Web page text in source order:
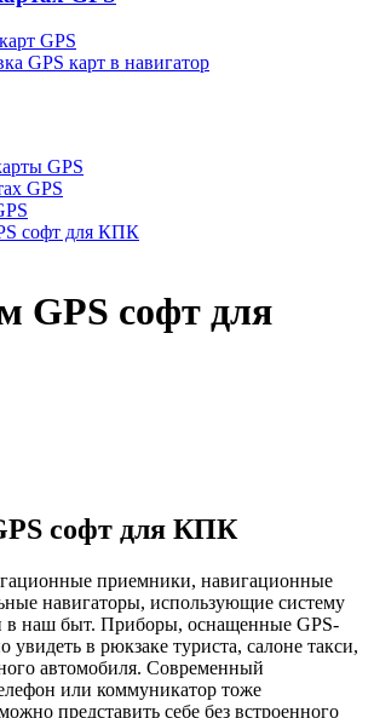
GPS
GPS карт в навигатор
GPS
GPS
софт для КПК
GPS софт для
софт для КПК
приемники, навигационные
навигаторы, использующие систему
в наш быт. Приборы, оснащенные GPS-
в рюкзаке туриста, салоне такси,
автомобиля. Современный
или коммуникатор тоже
представить себе без встроенного